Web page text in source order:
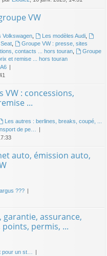
VW
Volkswagen, Les modèles Audi,
Seat,
Groupe VW : presse, sites
contacts ... hors touran
Groupe
et remise ... hors touran
VW : concessions,
...
Les autres : berlines, breaks, coupé, ...
de pe…
auto, émission auto,
???
assurance,
permis, ...
pour un st…